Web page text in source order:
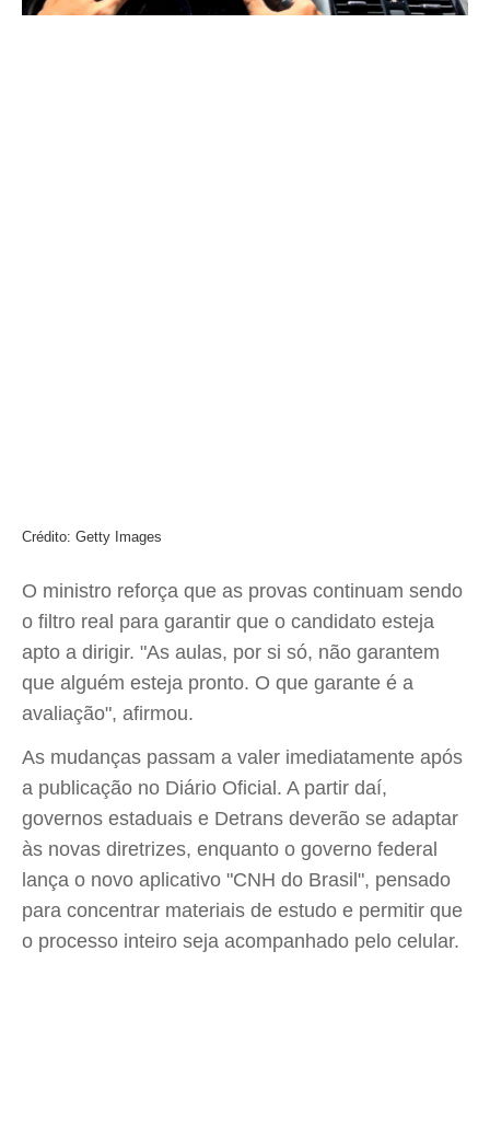
Crédito: Getty Images
O ministro reforça que as provas continuam sendo
o filtro real para garantir que o candidato esteja
apto a dirigir. "As aulas, por si só, não garantem
que alguém esteja pronto. O que garante é a
avaliação", afirmou.
As mudanças passam a valer imediatamente após
a publicação no Diário Oficial. A partir daí,
governos estaduais e Detrans deverão se adaptar
às novas diretrizes, enquanto o governo federal
lança o novo aplicativo "CNH do Brasil", pensado
para concentrar materiais de estudo e permitir que
o processo inteiro seja acompanhado pelo celular.